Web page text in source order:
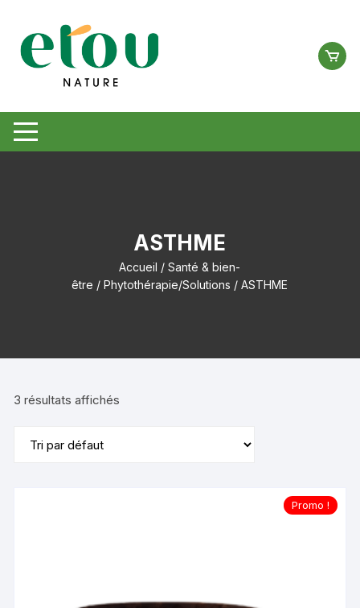
contenu
ASTHME
Accueil /Santé & bien-
être /Phytothérapie/Solutions / ASTHME
3 résultats affichés
Promo !